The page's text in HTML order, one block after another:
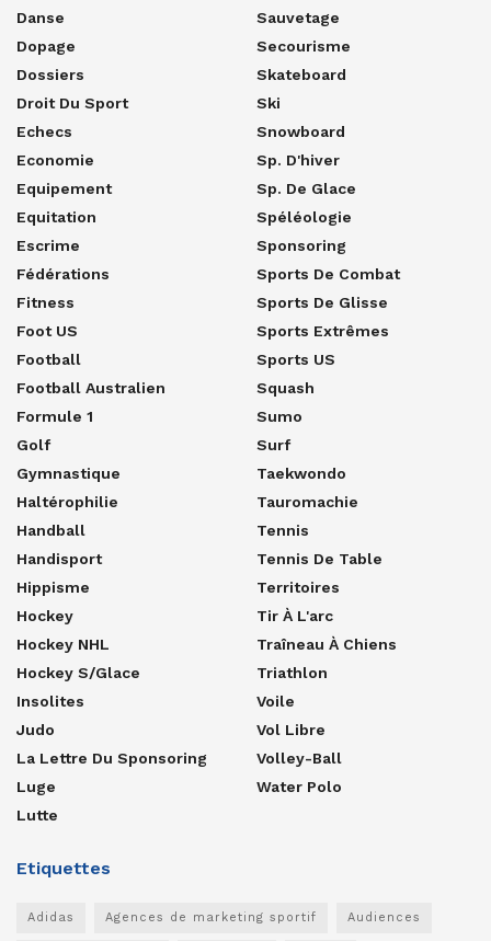
Danse
Dopage
Dossiers
Droit Du Sport
Echecs
Economie
Equipement
Equitation
Escrime
Fédérations
Fitness
Foot US
Football
Football Australien
Formule 1
Golf
Gymnastique
Haltérophilie
Handball
Handisport
Hippisme
Hockey
Hockey NHL
Hockey S/glace
Insolites
Judo
La Lettre Du Sponsoring
Luge
Lutte
Sauvetage
Secourisme
Skateboard
Ski
Snowboard
Sp. D'hiver
Sp. De Glace
Spéléologie
Sponsoring
Sports De Combat
Sports De Glisse
Sports Extrêmes
Sports US
Squash
Sumo
Surf
Taekwondo
Tauromachie
Tennis
Tennis De Table
Territoires
Tir À L'arc
Traîneau À Chiens
Triathlon
Voile
Vol Libre
Volley-Ball
Water Polo
Etiquettes
Adidas Agences de marketing sportif Audiences